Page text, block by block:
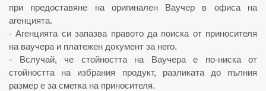
при предоставяне на оригинален Ваучер в офиса на
агенцията.
- Агенцията си запазва правото да поиска от приносителя
на ваучера и платежен документ за него.
- Вслучай, че стойността на Ваучера е по-ниска от
стойността на избрания продукт, разликата до пълния
размер е за сметка на приносителя.